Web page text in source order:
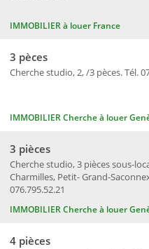
IMMOBILIER à louer France
IMMOBILIER Cherche à louer
Cherche studio, 2, /3 pèces. Tél.
3 pèces
IMMOBILIER Cherche à louer
Cherche studio, 3 pièces sous-
Charmilles, Petit- Grand-
076.795.52.21
3 pièces
4 pièces